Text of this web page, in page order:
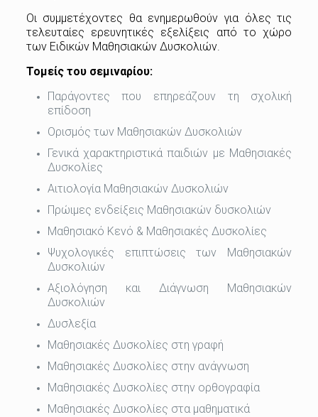
Οι συμμετέχοντες θα ενημερωθούν για όλες τις
τελευταίες ερευνητικές εξελίξεις από το χώρο
των Ειδικών Μαθησιακών Δυσκολιών.
Τομείς του σεμιναρίου:
Παράγοντες που επηρεάζουν τη σχολική
επίδοση
Ορισμός των Μαθησιακών Δυσκολιών
Γενικά χαρακτηριστικά παιδιών με Μαθησιακές
Δυσκολίες
Αιτιολογία Μαθησιακών Δυσκολιών
Πρώιμες ενδείξεις Μαθησιακών δυσκολιών
Μαθησιακό Κενό & Μαθησιακές Δυσκολίες
Ψυχολογικές επιπτώσεις των Μαθησιακών
Δυσκολιών
Αξιολόγηση και Διάγνωση Μαθησιακών
Δυσκολιών
Δυσλεξία
Μαθησιακές Δυσκολίες στη γραφή
Μαθησιακές Δυσκολίες στην ανάγνωση
Μαθησιακές Δυσκολίες στην ορθογραφία
Μαθησιακές Δυσκολίες στα μαθηματικά